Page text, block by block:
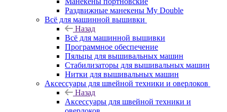
Раздвижные манекены My Double
Всё для машинной вышивки
Назад
Всё для машинной вышивки
Программное обеспечение
Пяльцы для вышивальных машин
Стабилизаторы для вышивальных машин
Нитки для вышивальных машин
Аксессуары для швейной техники и оверлоков
Назад
Аксессуары для швейной техники и